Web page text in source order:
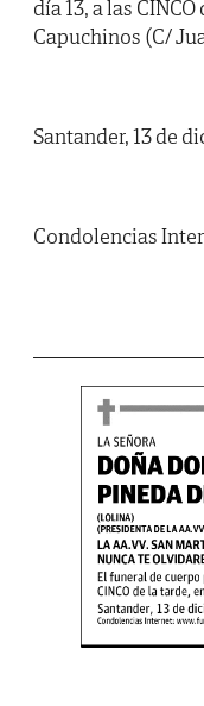
día 13, a las
Capuchinos (C/
Santander, 13 de
Condolencias